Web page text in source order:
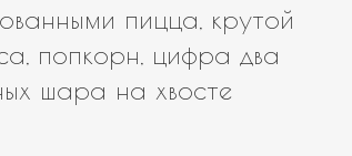
пицца, крутой
попкорн, цифра два
шара на хвосте